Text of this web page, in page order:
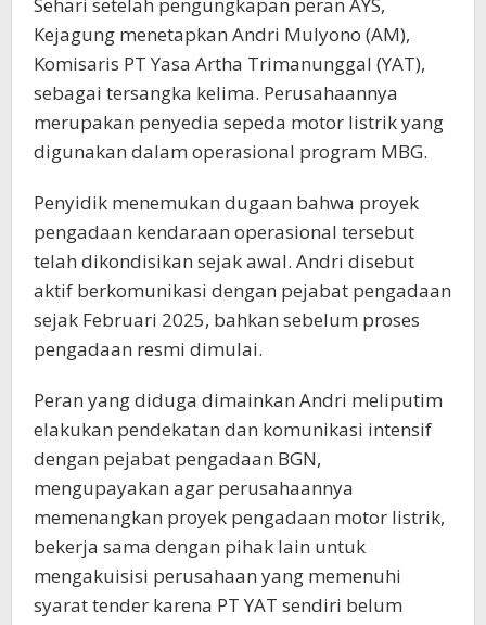
Kejagung menetapkan Andri Mulyono (AM),
Komisaris PT Yasa Artha Trimanunggal (YAT),
sebagai tersangka kelima. Perusahaannya
merupakan penyedia sepeda motor listrik yang
digunakan dalam operasional program MBG.
Penyidik menemukan dugaan bahwa proyek
pengadaan kendaraan operasional tersebut
telah dikondisikan sejak awal. Andri disebut
aktif berkomunikasi dengan pejabat pengadaan
sejak Februari 2025, bahkan sebelum proses
pengadaan resmi dimulai.
Peran yang diduga dimainkan Andri meliputim
elakukan pendekatan dan komunikasi intensif
dengan pejabat pengadaan BGN,
mengupayakan agar perusahaannya
memenangkan proyek pengadaan motor listrik,
bekerja sama dengan pihak lain untuk
mengakuisisi perusahaan yang memenuhi
syarat tender karena PT YAT sendiri belum